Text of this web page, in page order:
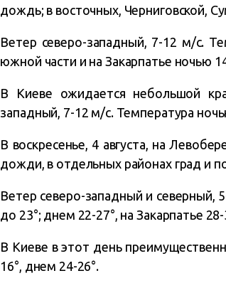
дождь; в восточных, Черниговской,
Ветер северо-западный, 7-12 м/с.
южной части и на Закарпатье ночью
В Киеве ожидается небольшой
западный, 7-12 м/с. Температура
В воскресенье, 4 августа, на
дожди, в отдельных районах град и
Ветер северо-западный и северный,
до 23°; днем 22-27°, на Закарпатье 28-
В Киеве в этот день
16°, днем 24-26°.